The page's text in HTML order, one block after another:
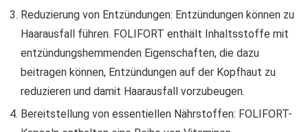
Reduzierung von Entzündungen: Entzündungen können zu
Haarausfall führen. FOLIFORT enthält Inhaltsstoffe mit
entzündungshemmenden Eigenschaften, die dazu
beitragen können, Entzündungen auf der Kopfhaut zu
reduzieren und damit Haarausfall vorzubeugen.
Bereitstellung von essentiellen Nährstoffen: FOLIFORT-